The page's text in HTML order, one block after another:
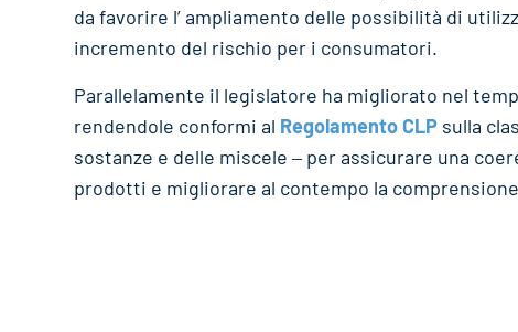
da favorire l’ ampliamento delle possibilità di
incremento del rischio per i consumatori.
Parallelamente il legislatore ha migliorato nel
rendendole conformi al Regolamento CLP sulla
sostanze e delle miscele ‒ per assicurare una
prodotti e migliorare al contempo la